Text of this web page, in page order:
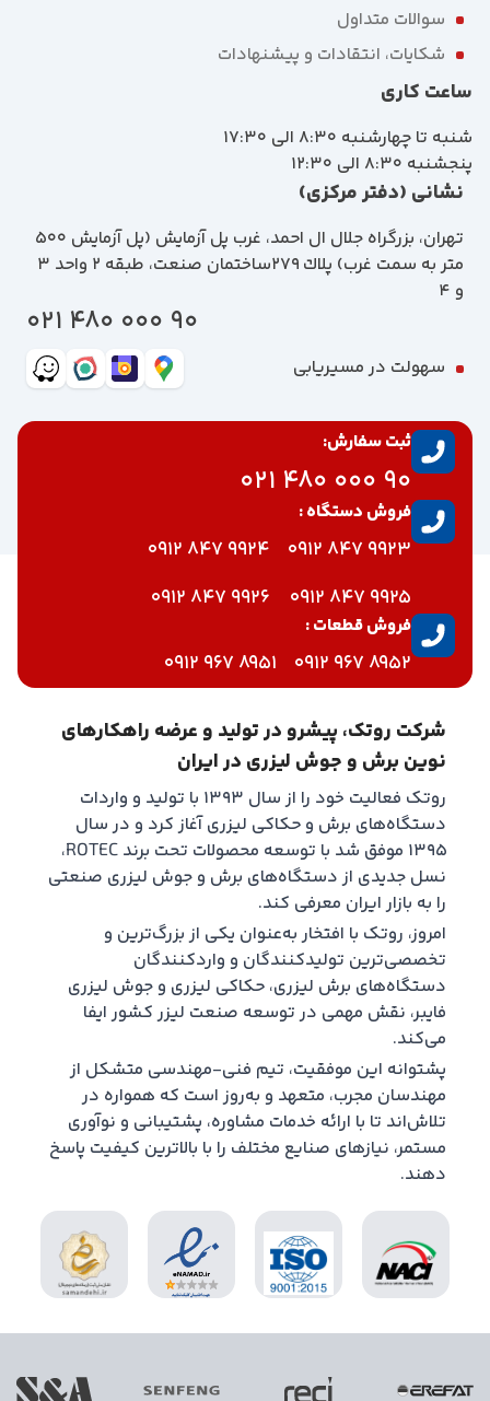
سوالات متداول
شکایات، انتقادات و پیشنهادات
ساعت کاری
شنبه تا چهارشنبه 8:30 الی 17:30
پنجشنبه 8:30 الی 12:30
نشانی (دفتر مرکزی)
تهران، بزرگراه جلال ال احمد، غرب پل آزمايش (پل آزمايش ٥٠٠
متر به سمت غرب) پلاك 279ساختمان صنعت، طبقه 2 واحد 3
و 4
90 000 480 021
سهولت در مسیریابی
ثبت سفارش:
90 000 480 021
فروش دستگاه :
9923 847 0912
9924 847 0912
9925 847 0912
9926 847 0912
فروش قطعات :
8952 967 0912
8951 967 0912
شرکت روتک، پیشرو در تولید و عرضه راهکارهای
نوین برش و جوش لیزری در ایران
روتک فعالیت خود را از سال ۱۳۹۳ با تولید و واردات
دستگاه‌های برش و حکاکی لیزری آغاز کرد و در سال
۱۳۹۵ موفق شد با توسعه محصولات تحت برند ROTEC،
نسل جدیدی از دستگاه‌های برش و جوش لیزری صنعتی
را به بازار ایران معرفی کند.
امروز، روتک با افتخار به‌عنوان یکی از بزرگ‌ترین و
تخصصی‌ترین تولیدکنندگان و واردکنندگان
دستگاه‌های برش لیزری، حکاکی لیزری و جوش لیزری
فایبر، نقش مهمی در توسعه صنعت لیزر کشور ایفا
می‌کند.
پشتوانه این موفقیت، تیم فنی-مهندسی متشکل از
مهندسان مجرب، متعهد و به‌روز است که همواره در
تلاش‌اند تا با ارائه خدمات مشاوره، پشتیبانی و نوآوری
مستمر، نیازهای صنایع مختلف را با بالاترین کیفیت پاسخ
دهند.